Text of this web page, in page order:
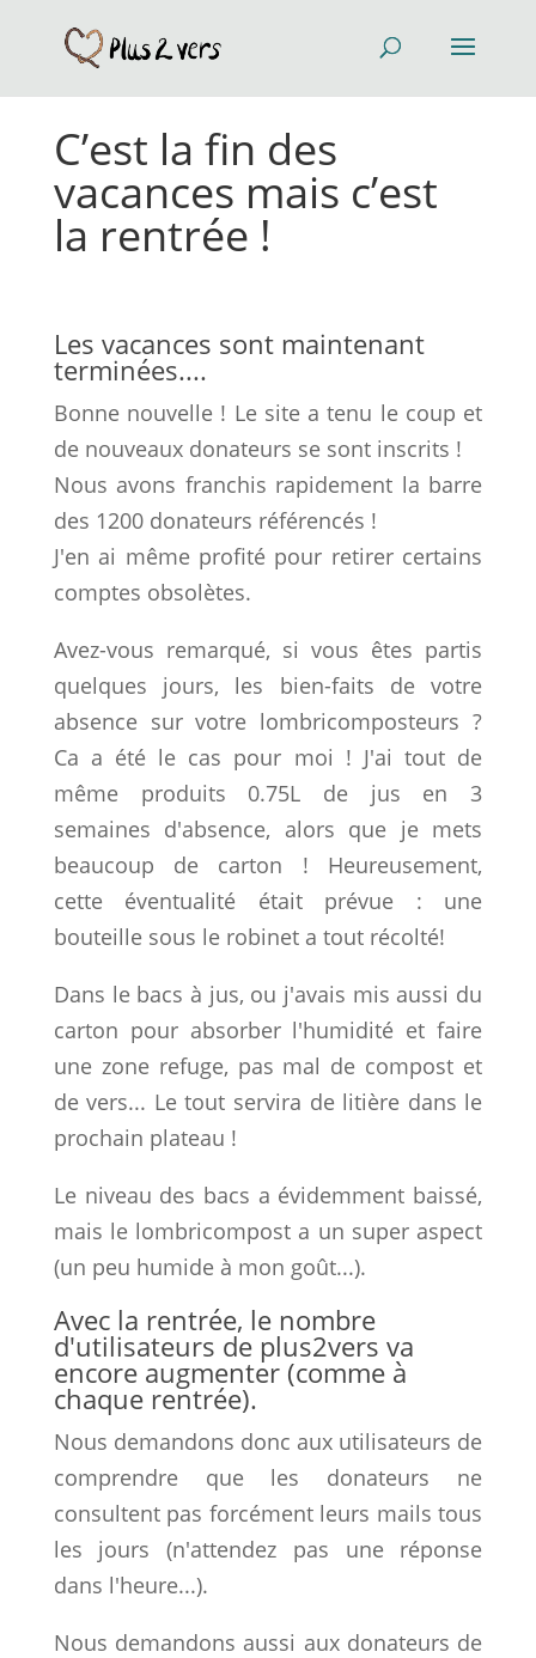
C’est la fin des
vacances mais c’est
la rentrée !
Les vacances sont maintenant
terminées....
Bonne nouvelle ! Le site a tenu le coup et
de nouveaux donateurs se sont inscrits !
Nous avons franchis rapidement la barre
des 1200 donateurs référencés !
J'en ai même profité pour retirer certains
comptes obsolètes.
Avez-vous remarqué, si vous êtes partis
quelques jours, les bien-faits de votre
absence sur votre lombricomposteurs ?
Ca a été le cas pour moi ! J'ai tout de
même produits 0.75L de jus en 3
semaines d'absence, alors que je mets
beaucoup de carton ! Heureusement,
cette éventualité était prévue : une
bouteille sous le robinet a tout récolté!
Dans le bacs à jus, ou j'avais mis aussi du
carton pour absorber l'humidité et faire
une zone refuge, pas mal de compost et
de vers... Le tout servira de litière dans le
prochain plateau !
Le niveau des bacs a évidemment baissé,
mais le lombricompost a un super aspect
(un peu humide à mon goût...).
Avec la rentrée, le nombre
d'utilisateurs de plus2vers va
encore augmenter (comme à
chaque rentrée).
Nous demandons donc aux utilisateurs de
comprendre que les donateurs ne
consultent pas forcément leurs mails tous
les jours (n'attendez pas une réponse
dans l'heure...).
Nous demandons aussi aux donateurs de